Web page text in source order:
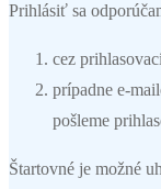
Prihlásiť sa
cez
prípadne e-
pošleme
Štartovné je možné